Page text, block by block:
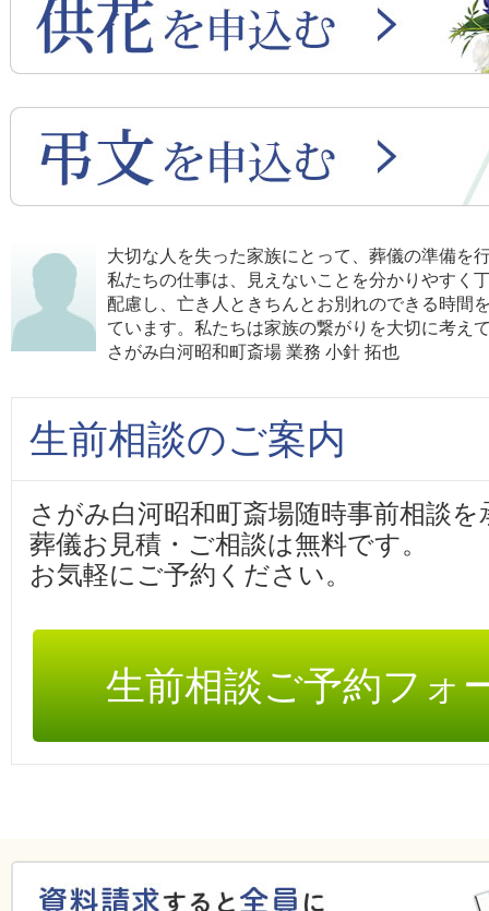
大切な人を失った家族にとって、葬儀の準備を
私たちの仕事は、見えないことを分かりやすく
配慮し、亡き人ときちんとお別れのできる時間
ています。私たちは家族の繋がりを大切に考え
さがみ白河昭和町斎場 業務 小針 拓也
生前相談のご案内
さがみ白河昭和町斎場随時事前相談
葬儀お見積・ご相談は無料です。
お気軽にご予約ください。
生前相談ご予約フォ